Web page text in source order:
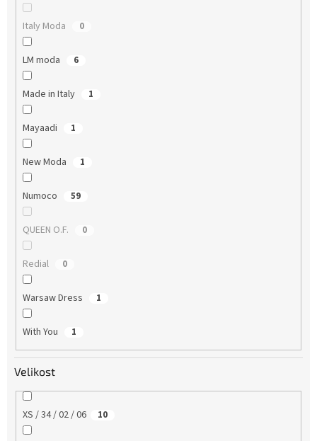
Italy Moda 0
LM moda 6
Made in Italy 1
Mayaadi 1
New Moda 1
Numoco 59
QUEEN O.F. 0
Redial 0
Warsaw Dress 1
With You 1
Velikost
XS / 34 / 02 / 06 10